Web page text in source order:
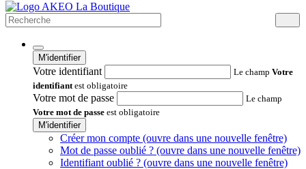
M'identifier
Votre identifiant Le champ Votre
identifiantest obligatoire
Votre mot de passe
Le champ
Votre mot de passe est obligatoire
M'identifier
Créer mon compte (ouvre dans une nouvelle fenêtre)
Mot de passe oublié ? (ouvre dans une nouvelle fenêtre)
Identifiant oublié ? (ouvre dans une nouvelle fenêtre)